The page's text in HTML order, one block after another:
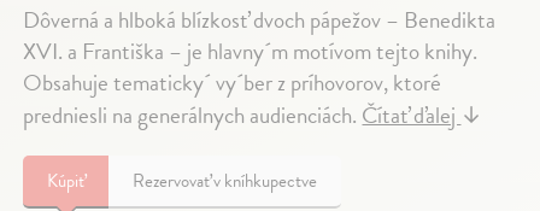
Dôverná a hlboká blízkosť dvoch pápežov – Benedikta
XVI. a Františka – je hlavny´m motívom tejto knihy.
Obsahuje tematicky´ vy´ber z príhovorov, ktoré
predniesli na generálnych audienciách.Čítať ďalej↓
Kúpiť Rezervovať v kníhkupectve